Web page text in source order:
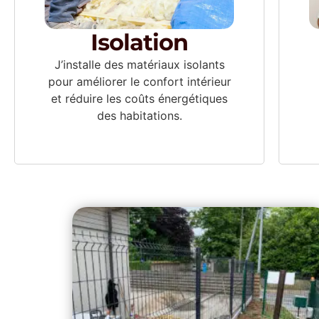
Isolation
J’installe des matériaux isolants
pour améliorer le confort intérieur
et réduire les coûts énergétiques
des habitations.